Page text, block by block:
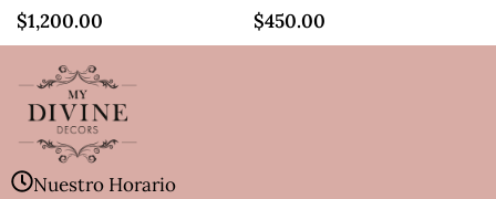
$1,200.00 $450.00
Nuestro Horario